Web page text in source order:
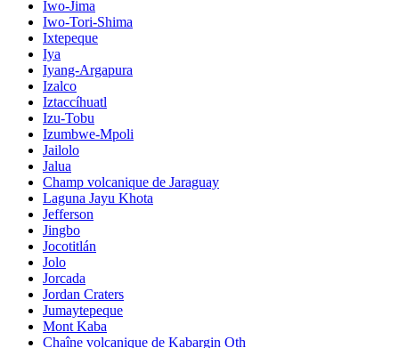
Iwo-Jima
Iwo-Tori-Shima
Ixtepeque
Iya
Iyang-Argapura
Izalco
Iztaccíhuatl
Izu-Tobu
Izumbwe-Mpoli
Jailolo
Jalua
Champ volcanique de Jaraguay
Laguna Jayu Khota
Jefferson
Jingbo
Jocotitlán
Jolo
Jorcada
Jordan Craters
Jumaytepeque
Mont Kaba
Chaîne volcanique de Kabargin Oth